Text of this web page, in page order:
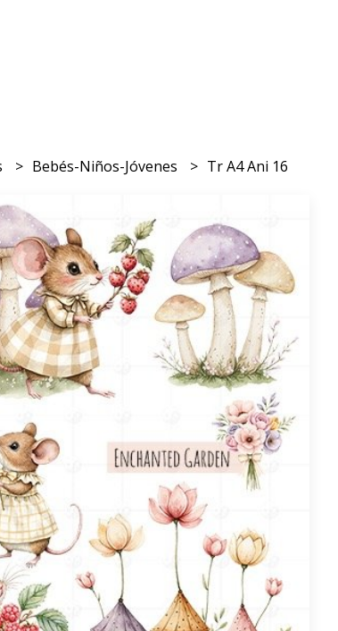
Bebés-Niños-Jóvenes Tr A4 Ani 16